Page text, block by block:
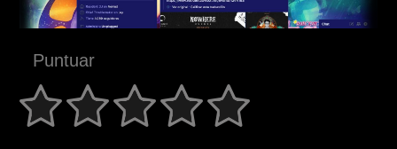
Puntuar